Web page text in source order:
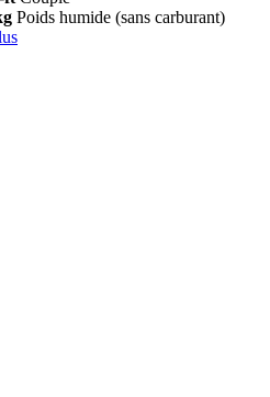
Poids humide (sans carburant)